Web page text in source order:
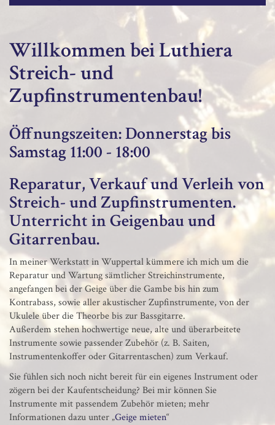
Willkommen bei Luthiera
Streich- und
Zupfinstrumentenbau!
Öffnungszeiten: Donnerstag bis
Samstag 11:00 - 18:00
Reparatur, Verkauf und Verleih von
Streich- und Zupfinstrumenten.
Unterricht in Geigenbau und
Gitarrenbau.
In meiner Werkstatt in Wuppertal kümmere ich mich um die
Reparatur und Wartung sämtlicher Streichinstrumente,
angefangen bei der Geige über die Gambe bis hin zum
Kontrabass, sowie aller akustischer Zupfinstrumente, von der
Ukulele über die Theorbe bis zur Bassgitarre.
Außerdem stehen hochwertige neue, alte und überarbeitete
Instrumente sowie passender Zubehör (z. B. Saiten,
Instrumentenkoffer oder Gitarrentaschen) zum Verkauf.
Sie fühlen sich noch nicht bereit für ein eigenes Instrument oder
zögern bei der Kaufentscheidung? Bei mir können Sie
Instrumente mit passendem Zubehör mieten; mehr
Informationen dazu unter „Geige mieten“